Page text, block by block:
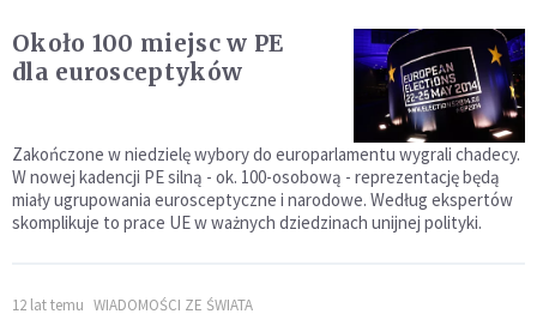
Około 100 miejsc w PE
dla eurosceptyków
Zakończone w niedzielę wybory do europarlamentu wygrali chadecy.
W nowej kadencji PE silną - ok. 100-osobową - reprezentację będą
miały ugrupowania eurosceptyczne i narodowe. Według ekspertów
skomplikuje to prace UE w ważnych dziedzinach unijnej polityki.
12 lat temu WIADOMOŚCI ZE ŚWIATA